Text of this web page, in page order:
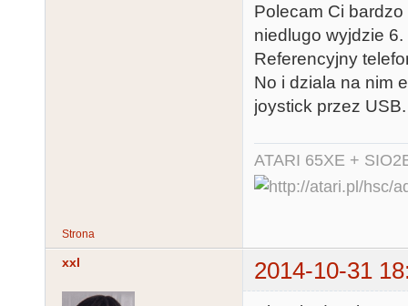
Polecam Ci
niedlugo wyjdzie 6.
Referencyjny
No i dziala na nim
joystick przez USB.
ATARI 65XE +
Strona
xxl 2014-10-31